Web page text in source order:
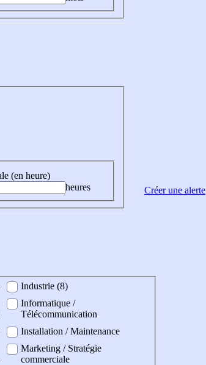
(en heure)
heures
Industrie (8)
Informatique /
Télécommunication
Installation / Maintenance
Marketing / Stratégie
commerciale
Créer une alerte